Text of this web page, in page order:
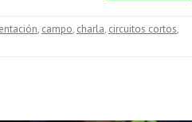
, campo, charla, circuitos cortos,